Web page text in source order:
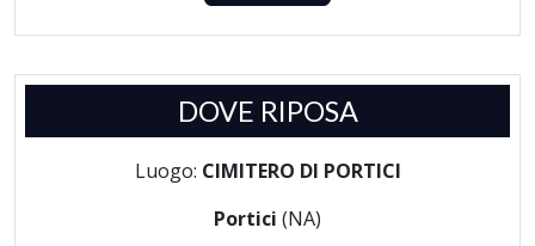
DOVE RIPOSA
Luogo: CIMITERO DI PORTICI
Portici (NA)